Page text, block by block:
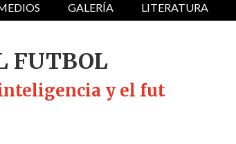
GALERÍA LITERATURA
FUTBOL
y el fut